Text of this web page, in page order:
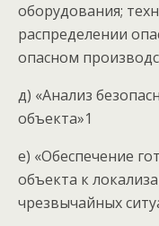
оборудования;
распределении
опасном
д) «Анализ
объекта»1
е) «Обеспечение
объекта к
чрезвычайных